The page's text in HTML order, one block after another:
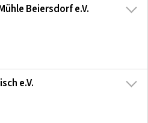
Beiersdorf e.V.
e.V.